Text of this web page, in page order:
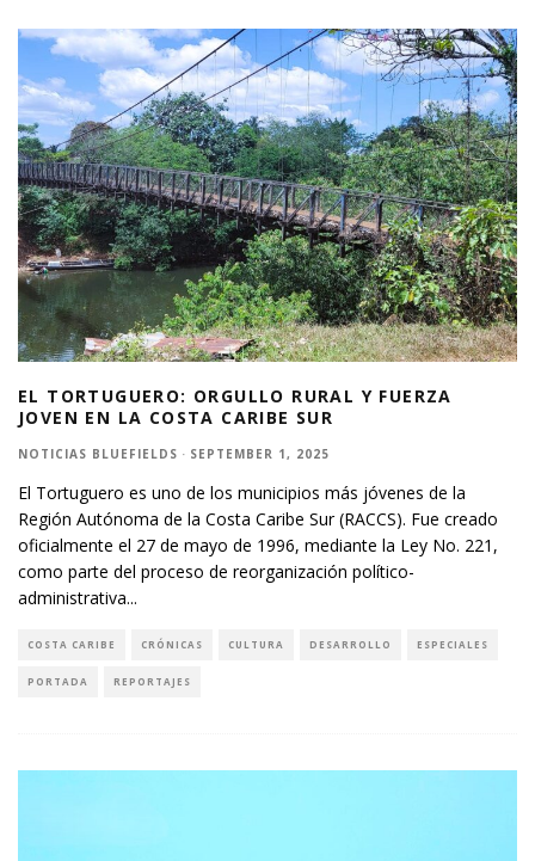
EL TORTUGUERO: ORGULLO RURAL Y FUERZA
JOVEN EN LA COSTA CARIBE SUR
NOTICIAS BLUEFIELDS · SEPTEMBER 1, 2025
El Tortuguero es uno de los municipios más jóvenes de la
Región Autónoma de la Costa Caribe Sur (RACCS). Fue creado
oficialmente el 27 de mayo de 1996, mediante la Ley No. 221,
como parte del proceso de reorganización político-
administrativa...
COSTA CARIBE CRÓNICAS CULTURA DESARROLLO ESPECIALES
PORTADA REPORTAJES